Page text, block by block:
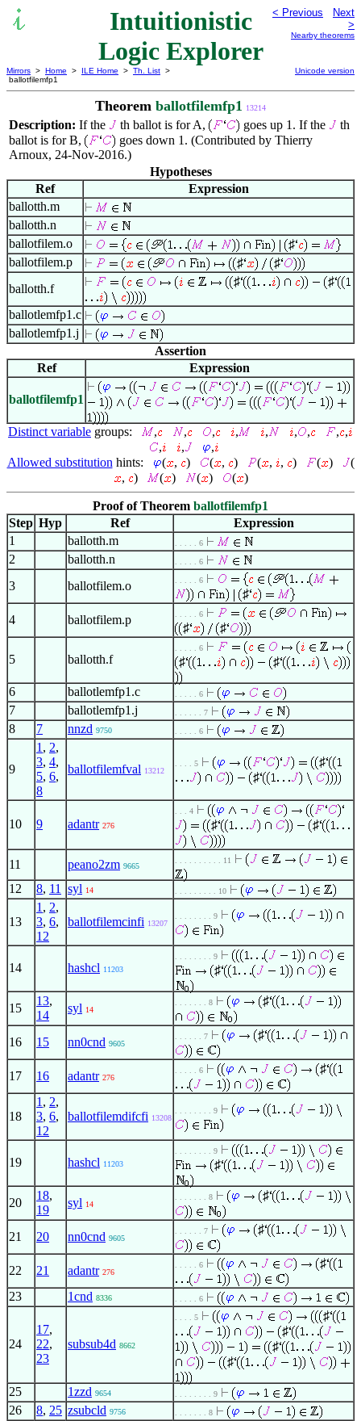
Intuitionistic
Logic Explorer
< Previous
Next
>
Nearby theorems
Mirrors > Home > ILE Home > Th. List >
ballotfilemfp1
Unicode version
Theorem ballotfilemfp1 13214
Description: If the th ballot is for A, goes up 1. If the
th
ballot is for B,
goes down 1. (Contributed by Thierry
Arnoux, 24-Nov-2016.)
Hypotheses
Ref
Expression
ballotth.m
ballotth.n
ballotfilem.o
♯
ballotfilem.p
♯
♯
ballotth.f
♯ ♯
ballotlemfp1.c
ballotlemfp1.j
Assertion
Ref
Expression
ballotfilemfp1
Distinct variable groups: , , , , , , , , ,
,
,
,
Allowed substitution hints: ( , ) ( , ) ( , , ) ( )
(
,
) ( ) ( ) ( )
Proof of Theorem ballotfilemfp1
Step Hyp Ref
Expression
1
ballotth.m . . . . . 6
2 ballotth.n . . . . . 6
3 ballotfilem.o . . . . . 6
♯
4
ballotfilem.p . . . . . 6
♯ ♯
5 ballotth.f
. . . . . 6
♯ ♯
6 ballotlemfp1.c . . . . . 6
7 ballotlemfp1.j . . . . . . 7
8 7 nnzd 9750 . . . . . 6
9
1 , 2,
3, 4,
5, 6,
8
ballotfilemfval 13212
. . . . 5
♯
♯
10 9 adantr 276
. . . 4
♯ ♯
11 peano2zm 9665
. . . . . . . . . . 11
12 8, 11 syl 14 . . . . . . . . . 10
13
1 , 2,
3, 6,
12
ballotfilemcinfi 13207
. . . . . . . . 9
14 hashcl 11203
. . . . . . . . 9
♯
15
13,
14
syl 14
. . . . . . . 8 ♯
16 15 nn0cnd 9605
. . . . . . 7 ♯
17 16 adantr 276
. . . . . 6 ♯
18
1 , 2,
3, 6,
12
ballotfilemdifcfi 13208
. . . . . . . . 9
19 hashcl 11203
. . . . . . . . 9
♯
20
18,
19
syl 14
. . . . . . . 8 ♯
21 20 nn0cnd 9605
. . . . . . 7 ♯
22 21 adantr 276
. . . . . 6 ♯
23 1cnd 8336 . . . . . 6
24
17,
22,
23
subsub4d 8662
. . . . 5
♯
♯
♯
♯
25 1zzd 9654 . . . . . . . . 9
26 8, 25 zsubcld 9756 . . . . . . . 8